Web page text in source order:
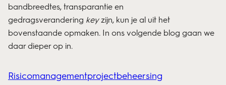
bandbreedtes, transparantie en
gedragsverandering key zijn, kun je al uit het
bovenstaande opmaken. In ons volgende blog gaan we
daar dieper op in.
Risicomanagementprojectbeheersing